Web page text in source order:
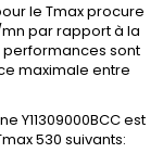
le Tmax procure
par rapport à la
sont
maximale entre
Y11309000BCC est
530 suivants: